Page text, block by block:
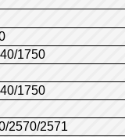
1750
1750
2570/2571